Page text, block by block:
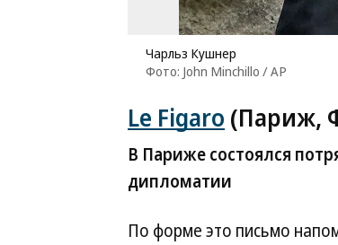
Чарльз Кушнер
Фото: John Minchillo / AP
Le Figaro (Париж,
В Париже состоялся
дипломатии
По форме это письмо